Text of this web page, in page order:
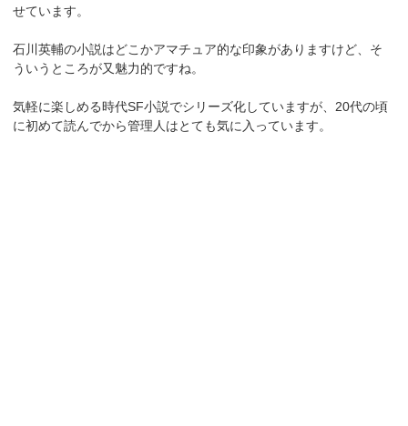
せています。
石川英輔の小説はどこかアマチュア的な印象がありますけど、そ
ういうところが又魅力的ですね。
気軽に楽しめる時代SF小説でシリーズ化していますが、20代の頃
に初めて読んでから管理人はとても気に入っています。